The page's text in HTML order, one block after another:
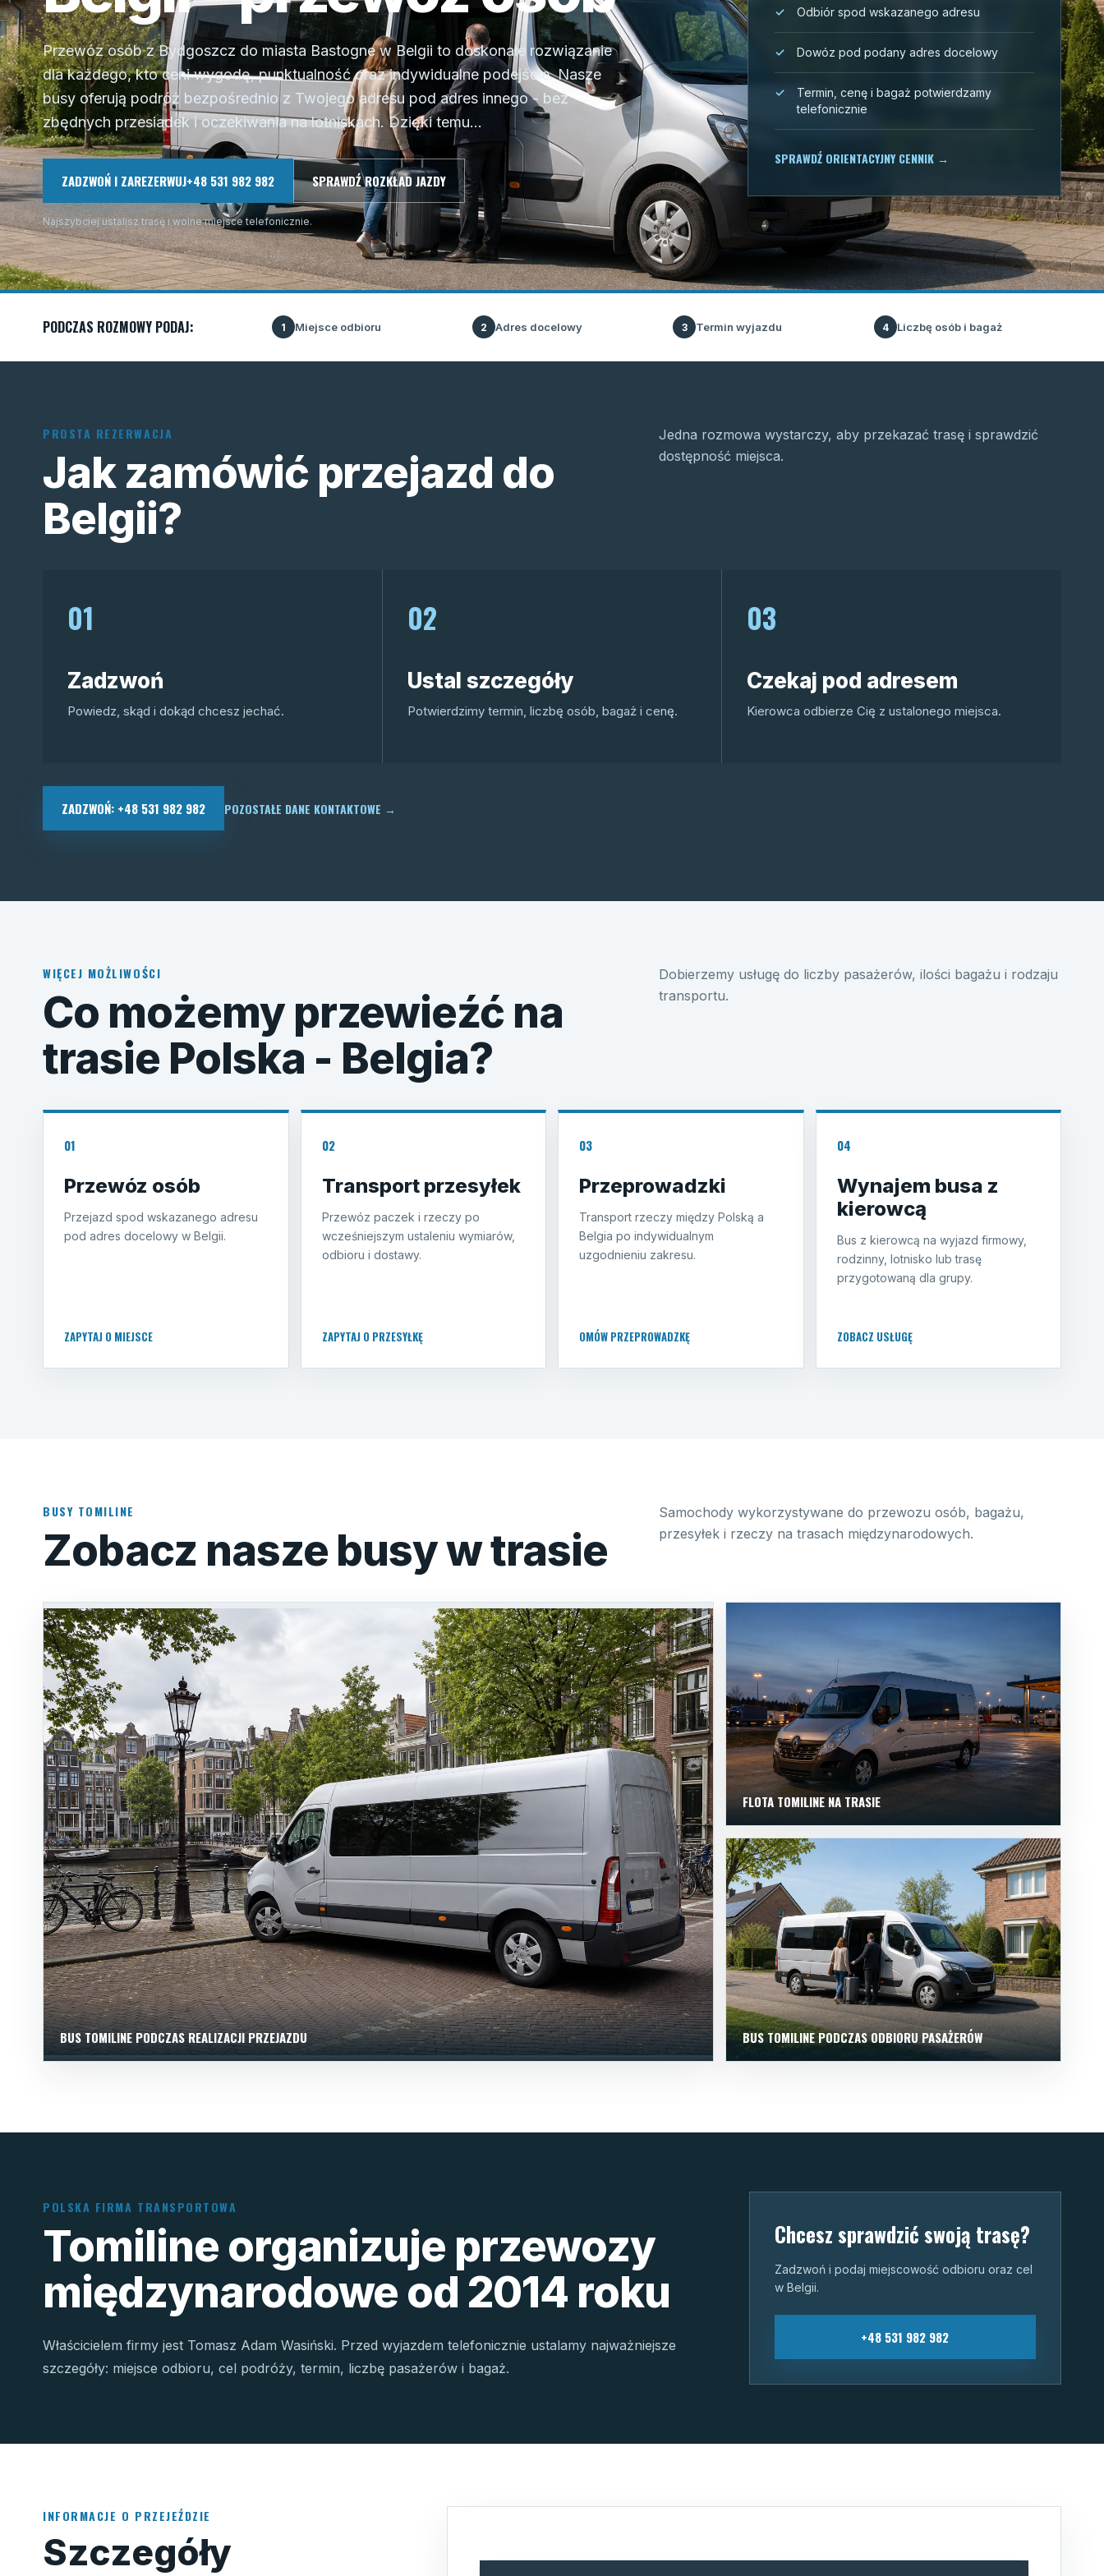
Przewóz osób z Bydgoszcz do miasta Bastogne w Belgii to doskonałe rozwiązanie
dla każdego, kto ceni wygodę, punktualność oraz indywidualne podejście. Nasze
busy oferują podróż bezpośrednio z Twojego adresu pod adres innego - bez
zbędnych przesiadek i oczekiwania na lotniskach. Dzięki temu...
ZADZWOŃ I ZAREZERWUJ+48 531 982 982 SPRAWDŹ ROZKŁAD JAZDY
Najszybciej ustalisz trasę i wolne miejsce telefonicznie.
Odbiór spod wskazanego adresu
Dowóz pod podany adres docelowy
Termin, cenę i bagaż potwierdzamy
telefonicznie
SPRAWDŹ ORIENTACYJNY CENNIK →
PODCZAS ROZMOWY PODAJ: 1 Miejsce odbioru 2 Adres docelowy 3 Termin wyjazdu 4 Liczbę osób i bagaż
PROSTA REZERWACJA
Jak zamówić przejazd do
Belgii?
Jedna rozmowa wystarczy, aby przekazać trasę i sprawdzić
dostępność miejsca.
01
Zadzwoń
Powiedz, skąd i dokąd chcesz jechać.
02
Ustal szczegóły
Potwierdzimy termin, liczbę osób, bagaż i cenę.
03
Czekaj pod adresem
Kierowca odbierze Cię z ustalonego miejsca.
ZADZWOŃ: +48 531 982 982 POZOSTAŁE DANE KONTAKTOWE →
WIĘCEJ MOŻLIWOŚCI
Co możemy przewieźć na
trasie Polska - Belgia?
Dobierzemy usługę do liczby pasażerów, ilości bagażu i rodzaju
transportu.
01
Przewóz osób
Przejazd spod wskazanego adresu
pod adres docelowy w Belgii.
ZAPYTAJ O MIEJSCE
02
Transport przesyłek
Przewóz paczek i rzeczy po
wcześniejszym ustaleniu wymiarów,
odbioru i dostawy.
ZAPYTAJ O PRZESYŁKĘ
03
Przeprowadzki
Transport rzeczy między Polską a
Belgia po indywidualnym
uzgodnieniu zakresu.
OMÓW PRZEPROWADZKĘ
04
Wynajem busa z
kierowcą
Bus z kierowcą na wyjazd firmowy,
rodzinny, lotnisko lub trasę
przygotowaną dla grupy.
ZOBACZ USŁUGĘ
BUSY TOMILINE
Zobacz nasze busy w trasie
Samochody wykorzystywane do przewozu osób, bagażu,
przesyłek i rzeczy na trasach międzynarodowych.
BUS TOMILINE PODCZAS REALIZACJI PRZEJAZDU
FLOTA TOMILINE NA TRASIE
BUS TOMILINE PODCZAS ODBIORU PASAŻERÓW
POLSKA FIRMA TRANSPORTOWA
Tomiline organizuje przewozy
międzynarodowe od 2014 roku
Właścicielem firmy jest Tomasz Adam Wasiński. Przed wyjazdem telefonicznie ustalamy najważniejsze
szczegóły: miejsce odbioru, cel podróży, termin, liczbę pasażerów i bagaż.
Chcesz sprawdzić swoją trasę?
Zadzwoń i podaj miejscowość odbioru oraz cel
w Belgii.
+48 531 982 982
INFORMACJE O PRZEJEŹDZIE
Szczegóły